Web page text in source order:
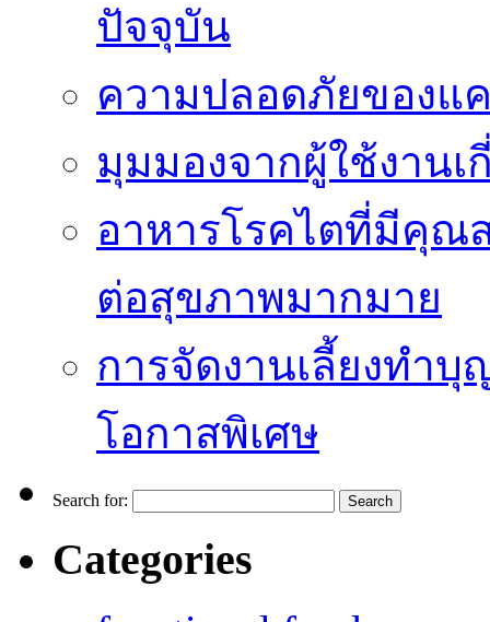
ปัจจุบัน
ความปลอดภัยของแ
มุมมองจากผู้ใช้งาน
อาหารโรคไตที่มีคุณ
ต่อสุขภาพมากมาย
การจัดงานเลี้ยงทำ
โอกาสพิเศษ
Search for:
Categories